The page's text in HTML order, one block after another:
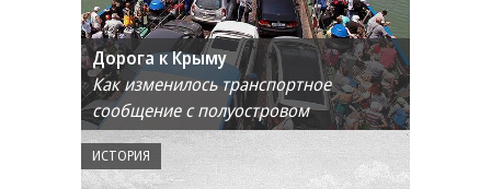
Дорога к Крыму
Как изменилось транспортное
сообщение с полуостровом
ИСТОРИЯ